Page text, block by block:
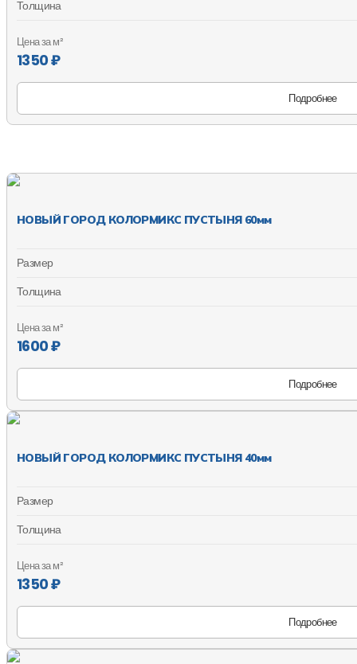
Толщина
Цена за м²
1350 ₽
Подробнее
НОВЫЙ ГОРОД КОЛОРМИКС ПУСТЫНЯ 60мм
Размер
Толщина
Цена за м²
1600 ₽
Подробнее
НОВЫЙ ГОРОД КОЛОРМИКС ПУСТЫНЯ 40мм
Размер
Толщина
Цена за м²
1350 ₽
Подробнее